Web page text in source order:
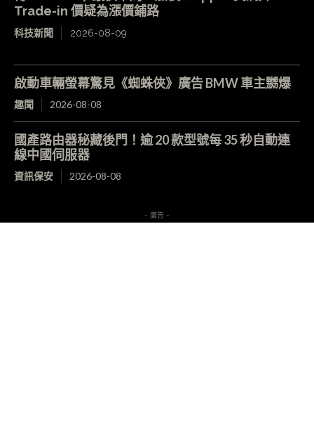
Trade-in 價疑為漲價鋪路
科技新聞 2026-08-09
啟動車輛螢幕驚見《蜘蛛俠》廣告 BMW 車主嬲爆
趣聞 2026-08-08
國產路由器秘藏後門！逾 20 款型號每 35 秒自動連
線中國伺服器
資訊保安 2026-08-08
- 廣告 -